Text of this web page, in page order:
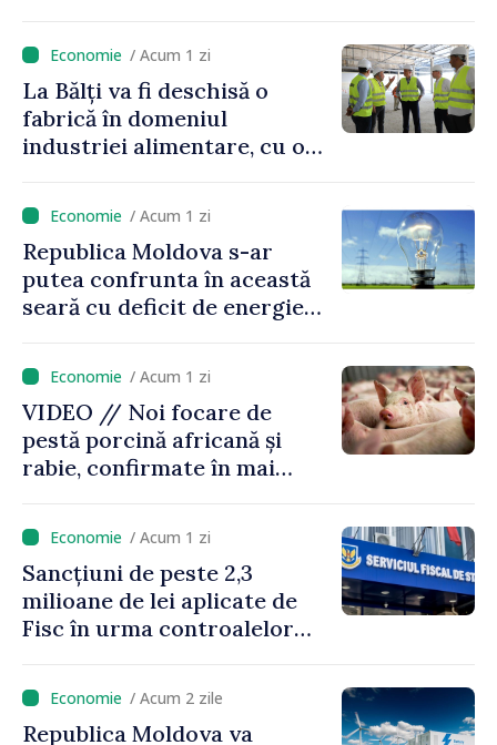
de Programul EcoVoucher
/ Acum 1 zi
La Bălți va fi deschisă o
fabrică în domeniul
industriei alimentare, cu o
lei
/ Acum 1 zi
Republica Moldova s-ar
putea confrunta în această
seară cu deficit de energie
regiune. Autoritățile
îndeamnă cetățenii să
economisească
electricitatea
/ Acum 1 zi
VIDEO // Noi focare de
pestă porcină africană și
rabie, confirmate în mai
/ Acum 1 zi
Sancțiuni de peste 2,3
milioane de lei aplicate de
Fisc în urma controalelor
/ Acum 2 zile
Republica Moldova va